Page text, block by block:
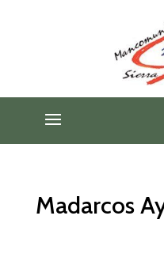
Madarcos